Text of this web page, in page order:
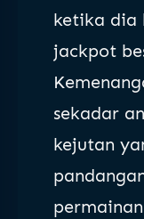
ketika dia
jackpot
sekadar
kejutan